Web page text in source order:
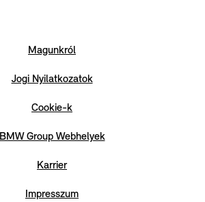
Magunkról
Jogi Nyilatkozatok
Cookie-k
BMW Group Webhelyek
Karrier
Impresszum